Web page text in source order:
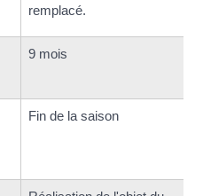
remplacé.
9 mois
Fin de la saison